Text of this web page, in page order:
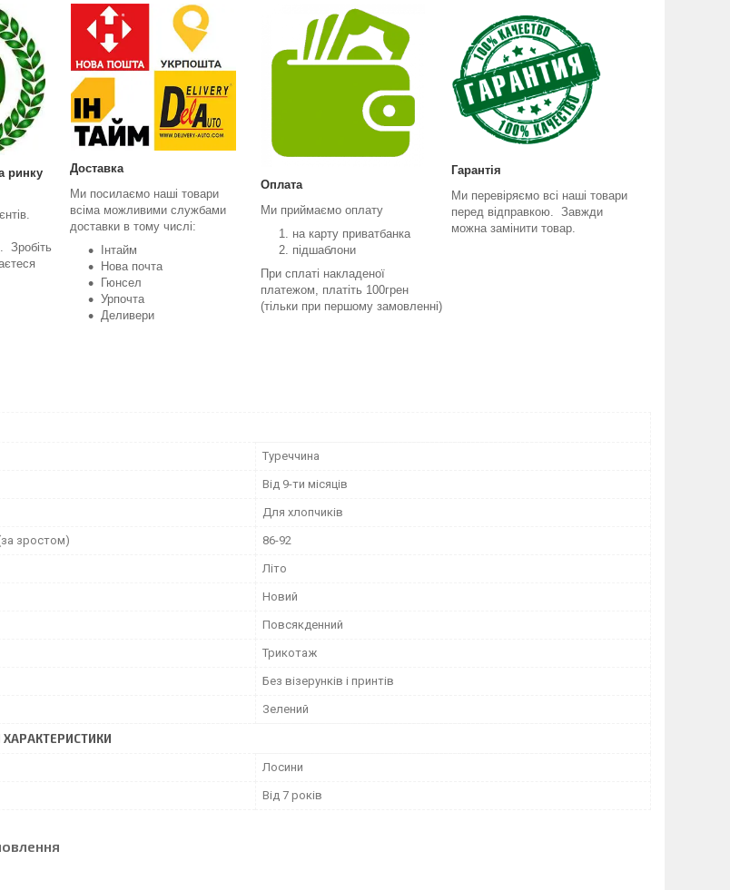
ринку
Зробіть
Доставка
Ми посилаємо наші товари
всіма можливими службами
доставки в тому числі:
Інтайм
Нова почта
Гюнсел
Урпочта
Деливери
Оплата
Ми приймаємо оплату
на карту приватбанка
підшаблони
При сплаті накладеної
платежом, платіть 100грен
(тільки при першому замовленні)
Гарантія
Ми перевіряємо всі наші товари
перед відправкою. Завжди
можна замінити товар.
Туреччина
Від 9-ти місяців
Для хлопчиків
зростом) 86-92
Літо
Новий
Повсякденний
Трикотаж
Без візерунків і принтів
Зелений
Лосини
Від 7 років